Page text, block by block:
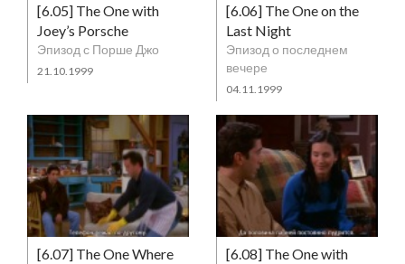
[6.05] The One with
Joey’s Porsche
Эпизод с Порше Джо
21.10.1999
[6.06] The One on the
Last Night
Эпизод о последнем
вечере
04.11.1999
[6.07] The One Where [6.08] The One with